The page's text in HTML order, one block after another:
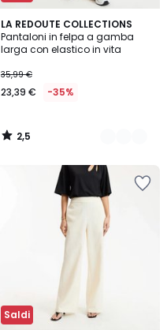
LA REDOUTE COLLECTIONS
Pantaloni in felpa a gamba
larga con elastico in vita
35,99 €
23,39 € -35%
2,5
/ 5
2
Colori
2,5
/
Saldi